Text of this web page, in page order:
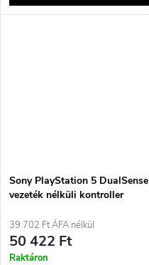
Sony PlayStation 5 DualSense
vezeték nélküli kontroller
Yotei Black
39 702 Ft ÁFA nélkül
50 422 Ft
Raktáron